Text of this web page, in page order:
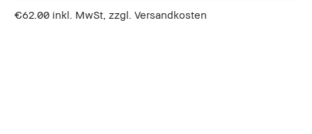
€62.00 inkl. MwSt, zzgl. Versandkosten